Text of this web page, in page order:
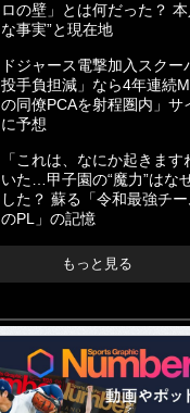
ロの壁」とは何だった？
な事実”と現在地
ドジャース電撃加入スク
投手負担減」なら4年連続
の同僚PCAを射程圏内」サ
に予想
「これは、なにか起きま
いた…甲子園の“魔力”はな
した？ 蘇る「令和最強チ
のPL」の記憶
もっと見る